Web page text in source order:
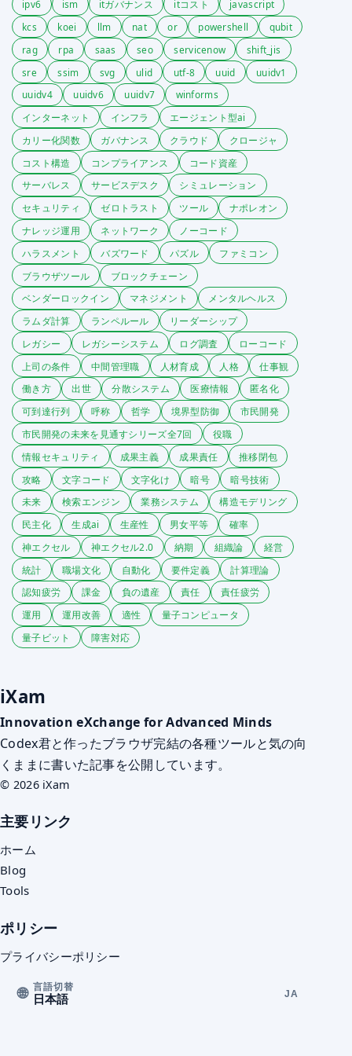
ipv6 ism itガバナンス itコスト
javascript
kcs
koei llm nat or powershell
qubit
rag
rpa saas seo servicenow
shift_jis
sre
ssim svg ulid utf-8 uuid
uuidv1
uuidv4
uuidv6 uuidv7
winforms
インターネット
インフラ
エージェント型ai
カリー化関数
ガバナンス クラウド
クロージャ
コスト構造
コンプライアンス
コード資産
サーバレス
サービスデスク
シミュレーション
セキュリティ
ゼロトラスト ツール
ナポレオン
ナレッジ運用
ネットワーク
ノーコード
ハラスメント
バズワード パズル
ファミコン
ブラウザツール
ブロックチェーン
ベンダーロックイン
マネジメント
メンタルヘルス
ラムダ計算
ランペルール
リーダーシップ
レガシー
レガシーシステム ログ調査
ローコード
上司の条件
中間管理職 人材育成 人格
仕事観
働き方
出世 分散システム 医療情報
匿名化
可到達行列
呼称 哲学 境界型防御
市民開発
市民開発の未来を見通すシリーズ全7回
役職
情報セキュリティ
成果主義 成果責任
推移閉包
攻略
文字コード 文字化け 暗号
暗号技術
未来
検索エンジン 業務システム
構造モデリング
民主化
生成ai 生産性 男女平等
確率
神エクセル
神エクセル2.0 納期 組織論
経営
統計
職場文化 自動化 要件定義
計算理論
認知疲労
課金 負の遺産 責任
責任疲労
運用
運用改善 適性
量子コンピュータ
量子ビット
障害対応
iXam
Innovation eXchange for Advanced Minds
Codex君と作ったブラウザ完結の各種ツールと気の向
くままに書いた記事を公開しています。
© 2026 iXam
主要リンク
ホーム
Blog
Tools
ポリシー
プライバシーポリシー
🌐 言語切替
日本語 JA